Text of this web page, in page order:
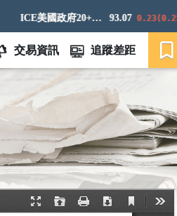
ICE美國政府20+年期債券指數 93.07 0.23(0.25%)
交易資訊 追蹤差距